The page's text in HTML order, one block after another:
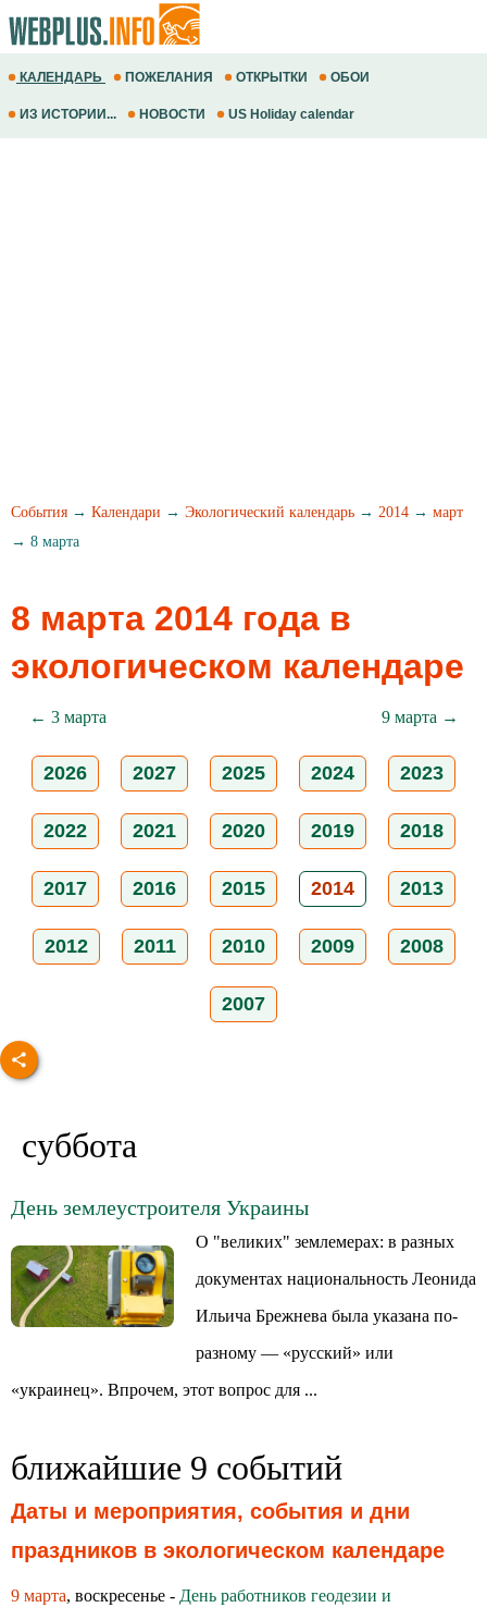
КАЛЕНДАРЬ ПОЖЕЛАНИЯ ОТКРЫТКИ ОБОИ
ИЗ ИСТОРИИ... НОВОСТИ US Holiday calendar
События → Календари → Экологический календарь → 2014 → март
→ 8 марта
8 марта 2014 года в
экологическом календаре
← 3 марта 9 марта →
2026 2027 2025 2024 2023
2022 2021 2020 2019 2018
2017 2016 2015 2014 2013
2012 2011 2010 2009 2008
2007
суббота
День землеустроителя Украины
О "великих" землемерах: в разных
документах национальность Леонида
Ильича Брежнева была указана по-
разному — «русский» или
«украинец». Впрочем, этот вопрос для ...
ближайшие 9 событий
Даты и мероприятия, события и дни
праздников в экологическом календаре
9 марта, воскресенье - День работников геодезии и